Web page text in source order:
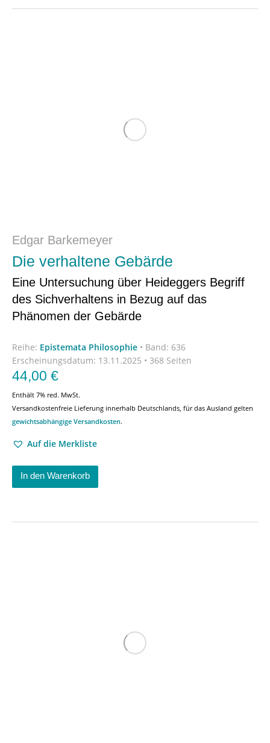
Edgar Barkemeyer
Die verhaltene Gebärde
Eine Untersuchung über Heideggers Begriff
des Sichverhaltens in Bezug auf das
Phänomen der Gebärde
Reihe: Epistemata Philosophie • Band: 636
Erscheinungsdatum: 13.11.2025 • 368 Seiten
44,00 €
Enthält 7% red. MwSt.
Versandkostenfreie Lieferung innerhalb Deutschlands, für das Ausland gelten
gewichtsabhängige Versandkosten.
Auf die Merkliste
In den Warenkorb